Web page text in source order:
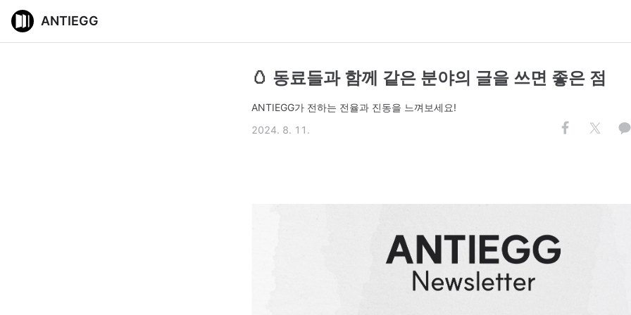
ANTIEGG
🥚 동료들과 함께 같은 분야의 글을 쓰면 좋은 점
ANTIEGG가 전하는 전율과 진동을 느껴보세요!
2024. 8. 11.